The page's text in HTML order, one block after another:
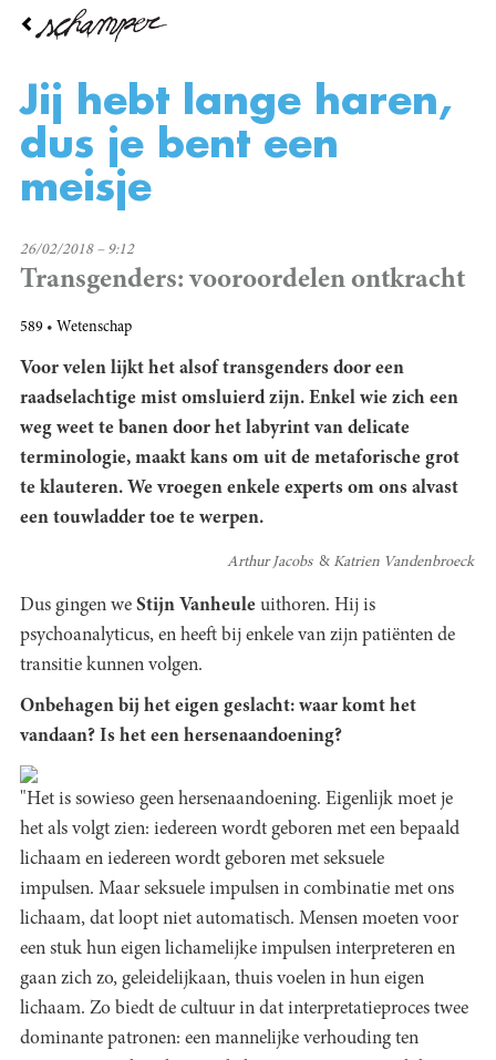
Overslaan
inhoud
gaanJij hebt lange haren,
dus je bent een
meisje
26/02/2018 – 9:12
Transgenders: vooroordelen ontkracht
589 Wetenschap
Voor velen lijkt het alsof transgenders door een
raadselachtige mist omsluierd zijn. Enkel wie zich een
weg weet te banen door het labyrint van delicate
terminologie, maakt kans om uit de metaforische grot
te klauteren. We vroegen enkele experts om ons alvast
een touwladder toe te werpen.
Arthur Jacobs Katrien Vandenbroeck
Dus gingen we Stijn Vanheule uithoren. Hij is
psychoanalyticus, en heeft bij enkele van zijn patiënten de
transitie kunnen volgen.
Onbehagen bij het eigen geslacht: waar komt het
vandaan? Is het een hersenaandoening?
"Het is sowieso geen hersenaandoening. Eigenlijk moet je
het als volgt zien: iedereen wordt geboren met een bepaald
lichaam en iedereen wordt geboren met seksuele
impulsen. Maar seksuele impulsen in combinatie met ons
lichaam, dat loopt niet automatisch. Mensen moeten voor
een stuk hun eigen lichamelijke impulsen interpreteren en
gaan zich zo, geleidelijkaan, thuis voelen in hun eigen
lichaam. Zo biedt de cultuur in dat interpretatieproces twee
dominante patronen: een mannelijke verhouding ten